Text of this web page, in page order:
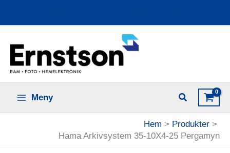
Meny
Hem
Produkter
Hama Arkivsystem 35-10X4-25 Pergamyn